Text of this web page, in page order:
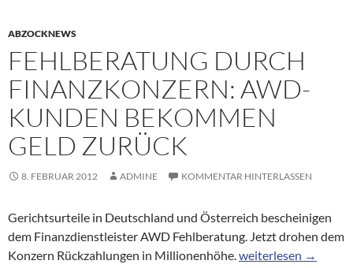
ABZOCKNEWS
FEHLBERATUNG DURCH
FINANZKONZERN: AWD-
KUNDEN BEKOMMEN
GELD ZURÜCK
8. FEBRUAR 2012 ADMINE KOMMENTAR HINTERLASSEN
Gerichtsurteile in Deutschland und Österreich bescheinigen
dem Finanzdienstleister AWD Fehlberatung. Jetzt drohen dem
Konzern Rückzahlungen in Millionenhöhe.Fehlberatung durch
weiterlesen →